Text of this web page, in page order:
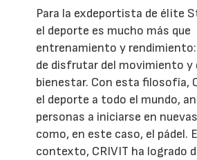
Para la exdeportista de élite
el deporte es mucho más que
entrenamiento y
de disfrutar del movimiento y
bienestar. Con esta filosofía,
el deporte a todo el mundo,
personas a iniciarse en
como, en este caso, el pádel.
contexto, CRIVIT ha logrado